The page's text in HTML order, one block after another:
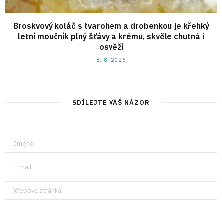
Broskvový koláč s tvarohem a drobenkou je křehký
letní moučník plný šťávy a krému, skvěle chutná i
osvěží
8. 8. 2026
SDÍLEJTE VÁŠ NÁZOR